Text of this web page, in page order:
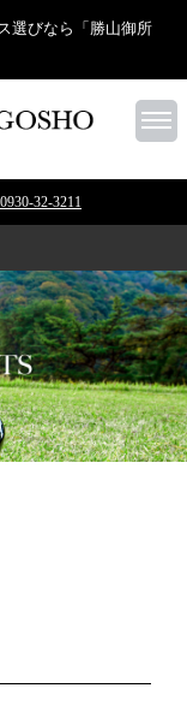
選びなら「勝山御所
32-3211